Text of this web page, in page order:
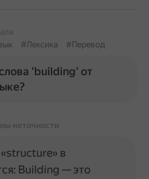
#Лексика #Перевод
'building' от
неточности
в
Building — это